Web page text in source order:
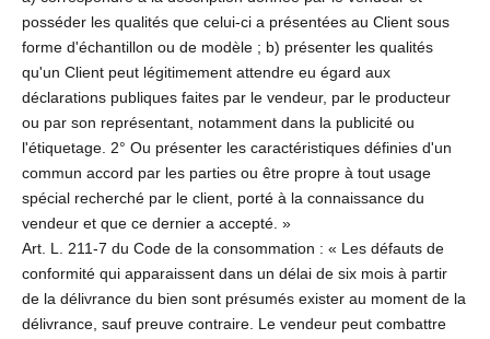
posséder les qualités que celui-ci a présentées au Client sous
forme d'échantillon ou de modèle ; b) présenter les qualités
qu'un Client peut légitimement attendre eu égard aux
déclarations publiques faites par le vendeur, par le producteur
ou par son représentant, notamment dans la publicité ou
l'étiquetage. 2° Ou présenter les caractéristiques définies d'un
commun accord par les parties ou être propre à tout usage
spécial recherché par le client, porté à la connaissance du
vendeur et que ce dernier a accepté. »
Art. L. 211-7 du Code de la consommation : « Les défauts de
conformité qui apparaissent dans un délai de six mois à partir
de la délivrance du bien sont présumés exister au moment de la
délivrance, sauf preuve contraire. Le vendeur peut combattre